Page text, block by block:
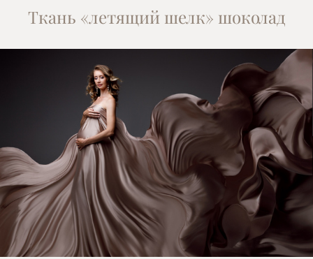
Ткань «летящий шелк» шоколад